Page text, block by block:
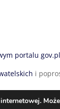
portalu gov.pl
i